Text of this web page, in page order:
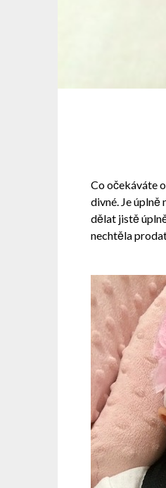
Co očekáváte
divné. Je úplně
dělat jistě
nechtěla